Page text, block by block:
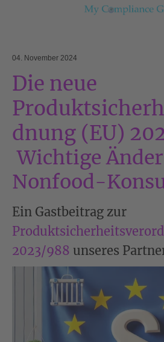
04. November 2024
Die neue
dnung (EU)
Wichtige
Nonfood-
Ein Gastbeitrag zur
2023/988 unseres